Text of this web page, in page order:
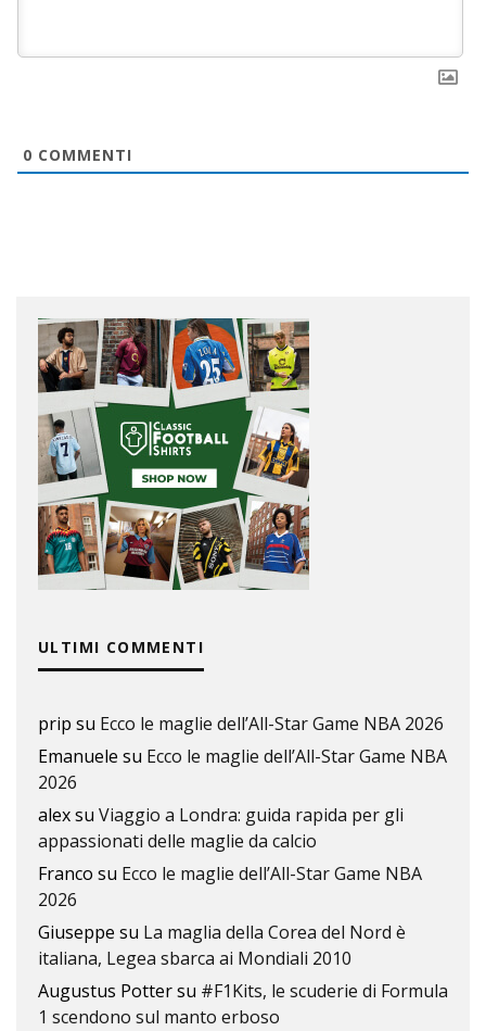
0 COMMENTI
ULTIMI COMMENTI
prip su Ecco le maglie dell’All-Star Game NBA 2026
Emanuele su Ecco le maglie dell’All-Star Game NBA
2026
alexsu Viaggio a Londra: guida rapida per gli
appassionati delle maglie da calcio
Franco su Ecco le maglie dell’All-Star Game NBA
2026
Giuseppe su La maglia della Corea del Nord è
italiana, Legea sbarca ai Mondiali 2010
Augustus Pottersu #F1Kits, le scuderie di Formula
1 scendono sul manto erboso